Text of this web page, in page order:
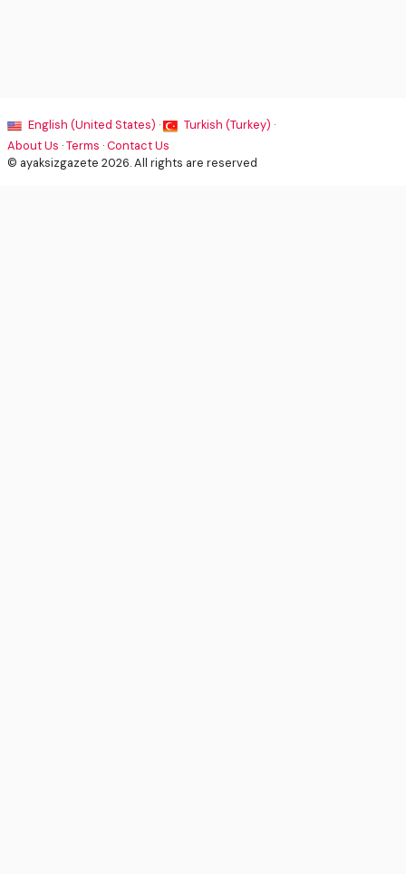
English (United States) ·
Turkish (Turkey) ·
About Us ·Terms ·Contact Us
© ayaksizgazete 2026. All rights are reserved